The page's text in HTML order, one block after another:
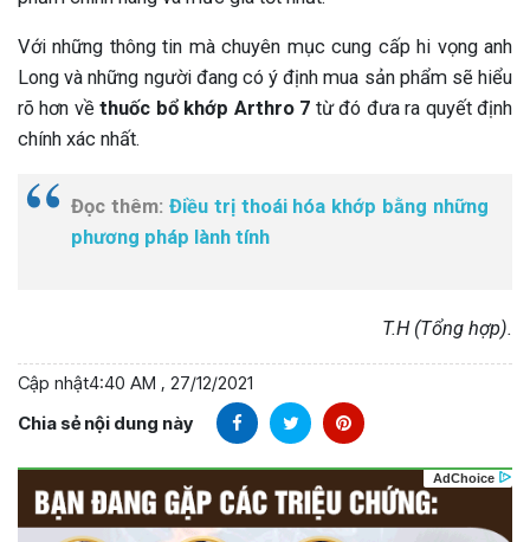
Với những thông tin mà chuyên mục cung cấp hi vọng anh
Long và những người đang có ý định mua sản phẩm sẽ hiểu
rõ hơn vềthuốc bổ khớp Arthro 7 từ đó đưa ra quyết định
chính xác nhất.
Đọc thêm: Điều trị thoái hóa khớp bằng những
phương pháp lành tính
T.H (Tổng hợp).
Cập nhật4:40 AM , 27/12/2021
Chia sẻ nội dung này